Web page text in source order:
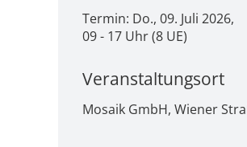
Termin: Do., 09. Juli 2026,
09 - 17 Uhr (8 UE)
Veranstaltungsort
Mosaik GmbH, Wiener